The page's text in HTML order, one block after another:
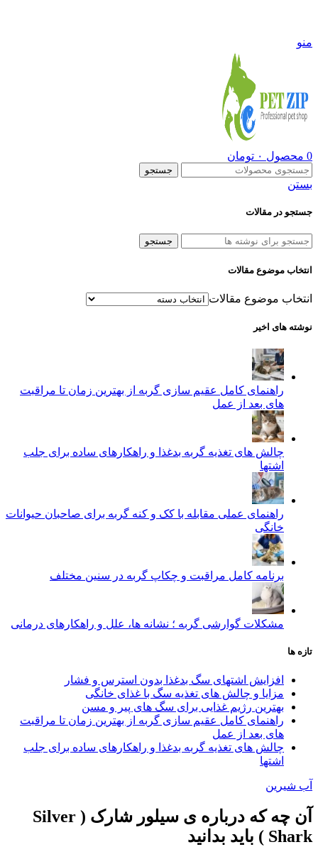
منو
0 محصول ۰ تومان
جستجو
بستن
جستجو در مقالات
جستجو
انتخاب موضوع مقالات
انتخاب موضوع مقالات
نوشته های اخیر
راهنمای کامل عقیم سازی گربه از بهترین زمان تا مراقبت‌
های بعد از عمل
چالش‌ های تغذیه گربه بدغذا و راهکارهای ساده برای جلب
اشتها
راهنمای عملی مقابله با کک و کنه گربه برای صاحبان حیوانات
خانگی
برنامه کامل مراقبت و چکاپ گربه در سنین مختلف
مشکلات گوارشی گربه ؛ نشانه‌ ها، علل و راهکارهای درمانی
تازه ها
افزایش اشتهای سگ بدغذا بدون استرس و فشار
مزایا و چالش‌ های تغذیه سگ با غذای خانگی
بهترین رژیم غذایی برای سگ‌ های پیر و مسن
راهنمای کامل عقیم سازی گربه از بهترین زمان تا مراقبت‌
های بعد از عمل
چالش‌ های تغذیه گربه بدغذا و راهکارهای ساده برای جلب
اشتها
آب شیرین
آن چه که درباره ی سیلور شارک ( Silver
Shark ) باید بدانید